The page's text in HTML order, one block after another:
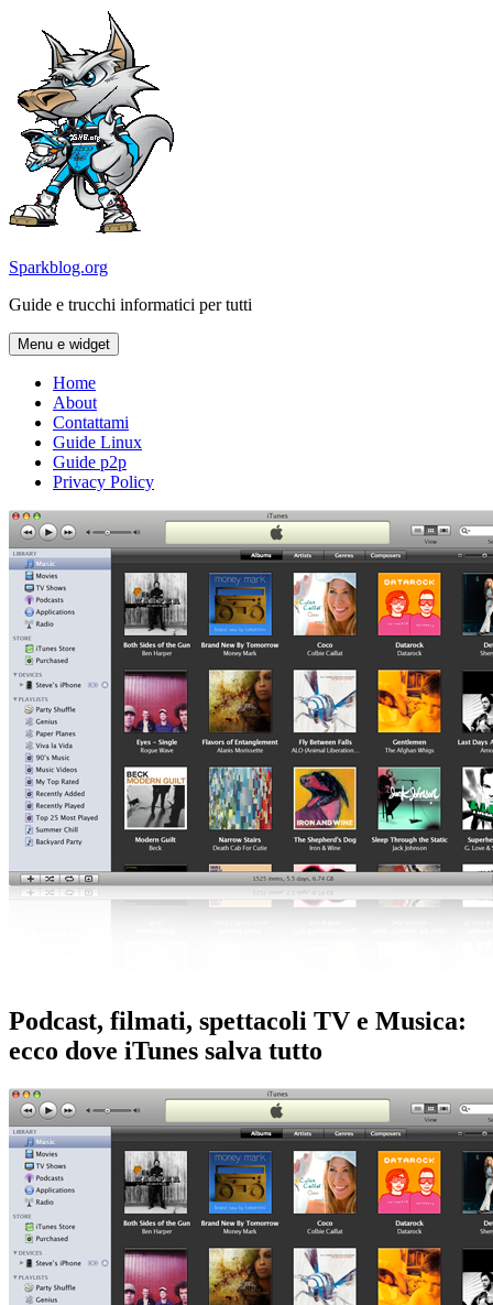
contenuto
Sparkblog.org
Guide e trucchi informatici per tutti
Menu e widget
Home
About
Contattami
Guide Linux
Guide p2p
Privacy Policy
Podcast, filmati, spettacoli TV e Musica:
ecco dove iTunes salva tutto